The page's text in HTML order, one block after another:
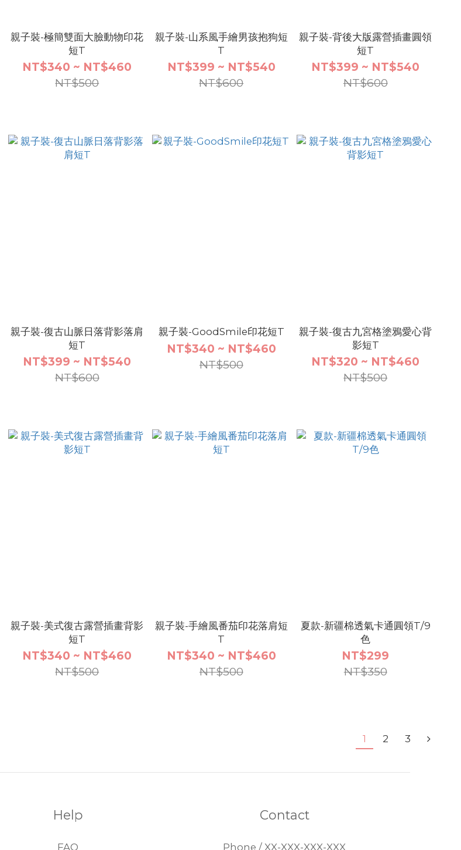
親子裝-極簡雙面大臉動物印花
短T
NT$340 ~ NT$460
NT$500
親子裝-山系風手繪男孩抱狗短
T
NT$399 ~ NT$540
NT$600
親子裝-背後大版露營插畫圓領
短T
NT$399 ~ NT$540
NT$600
親子裝-復古山脈日落背影落肩
短T
NT$399 ~ NT$540
NT$600
親子裝-GoodSmile印花短T
NT$340 ~ NT$460
NT$500
親子裝-復古九宮格塗鴉愛心背
影短T
NT$320 ~ NT$460
NT$500
親子裝-美式復古露營插畫背影
短T
NT$340 ~ NT$460
NT$500
親子裝-手繪風番茄印花落肩短
T
NT$340 ~ NT$460
NT$500
夏款-新疆棉透氣卡通圓領T/9
色
NT$299
NT$350
1 2 3
Help
FAQ
Contact
Phone / XX-XXX-XXX-XXX